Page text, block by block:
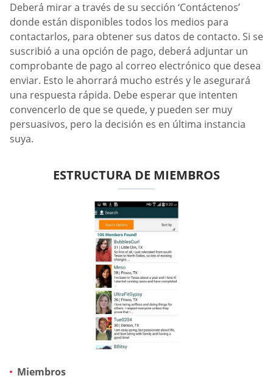
Deberá mirar a través de su sección ‘Contáctenos’
donde están disponibles todos los medios para
contactarlos, para obtener sus datos de contacto. Si se
suscribió a una opción de pago, deberá adjuntar un
comprobante de pago al correo electrónico que desea
enviar. Esto le ahorrará mucho estrés y le asegurará
una respuesta rápida. Debe esperar que intenten
convencerlo de que se quede, y pueden ser muy
persuasivos, pero la decisión es en última instancia
suya.
ESTRUCTURA DE MIEMBROS
Miembros